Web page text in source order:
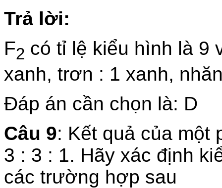
Trả lời:
F2 có tỉ lệ kiểu hình là 9
xanh, trơn : 1 xanh,
Đáp án cần chọn là: D
Câu 9: Kết quả của một
3 : 3 : 1. Hãy xác định
các trường hợp sau